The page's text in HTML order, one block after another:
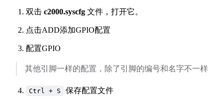
双击 c2000.syscfg 文件，打开它。
点击ADD添加GPIO配置
配置GPIO
其他引脚一样的配置，除了引脚的编号和名字不一样
Ctrl + S 保存配置文件